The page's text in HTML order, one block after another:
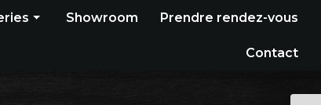
Showroom Prendre rendez-vous
Contact